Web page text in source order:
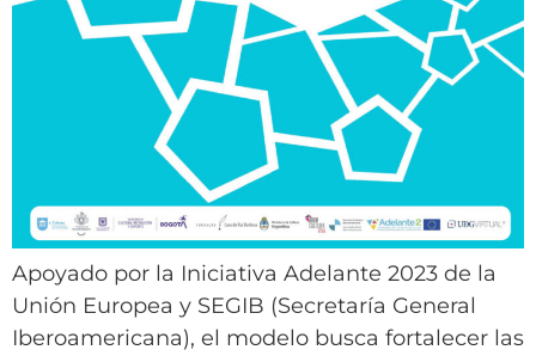
Apoyado por la Iniciativa Adelante 2023 de la
Unión Europea y SEGIB (Secretaría General
Iberoamericana), el modelo busca fortalecer las